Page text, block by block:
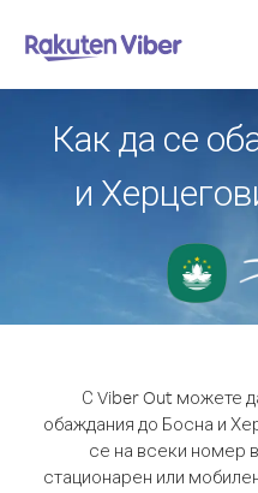
Как да се
и
С Viber Out можете
обаждания до Босна и
се на всеки номер
стационарен или